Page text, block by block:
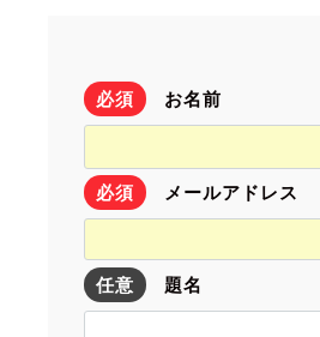
必須 お名前
必須 メールアドレス
任意 題名